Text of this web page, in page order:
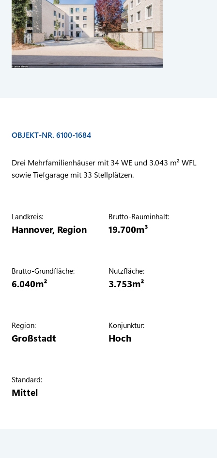
OBJEKT-NR. 6100-1684
Drei Mehrfamilienhäuser mit 34 WE und 3.043 m² WFL
sowie Tiefgarage mit 33 Stellplätzen.
Landkreis:
Hannover, Region
Brutto-Rauminhalt:
19.700m³
Brutto-Grundfläche:
6.040m²
Nutzfläche:
3.753m²
Region:
Großstadt
Konjunktur:
Hoch
Standard:
Mittel